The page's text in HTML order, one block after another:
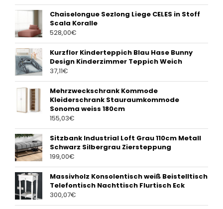
Chaiselongue Sezlong Liege CELES in Stoff
Scala Koralle
528,00€
Kurzflor Kinderteppich Blau Hase Bunny
Design Kinderzimmer Teppich Weich
37,11€
Mehrzweckschrank Kommode
Kleiderschrank Stauraumkommode
Sonoma weiss 180cm
155,03€
Sitzbank Industrial Loft Grau 110cm Metall
Schwarz Silbergrau Ziersteppung
199,00€
Massivholz Konsolentisch weiß Beistelltisch
Telefontisch Nachttisch Flurtisch Eck
300,07€